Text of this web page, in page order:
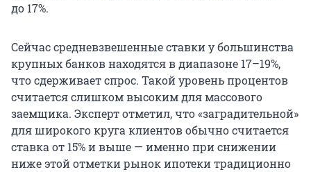
до 17%.
Сейчас средневзвешенные ставки у большинства
крупных банков находятся в диапазоне 17–19%,
что сдерживает спрос. Такой уровень процентов
считается слишком высоким для массового
заемщика. Эксперт отметил, что «заградительной»
для широкого круга клиентов обычно считается
ставка от 15% и выше — именно при снижении
ниже этой отметки рынок ипотеки традиционно